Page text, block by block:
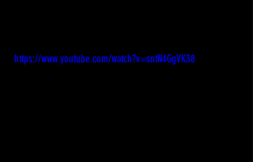
https://www.youtube.com/watch?v=sntN4GgVK38